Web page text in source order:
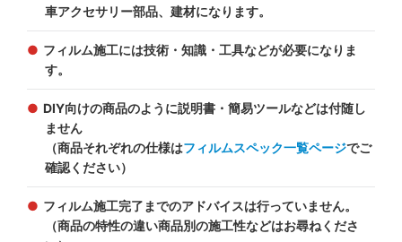
車アクセサリー部品、建材になります。
フィルム施工には技術・知識・工具などが必要になりま
す。
DIY向けの商品のように説明書・簡易ツールなどは付随し
ません
（商品それぞれの仕様はフィルムスペック一覧ページでご
確認ください）
フィルム施工完了までのアドバイスは行っていません。
（商品の特性の違い商品別の施工性などはお尋ねくださ